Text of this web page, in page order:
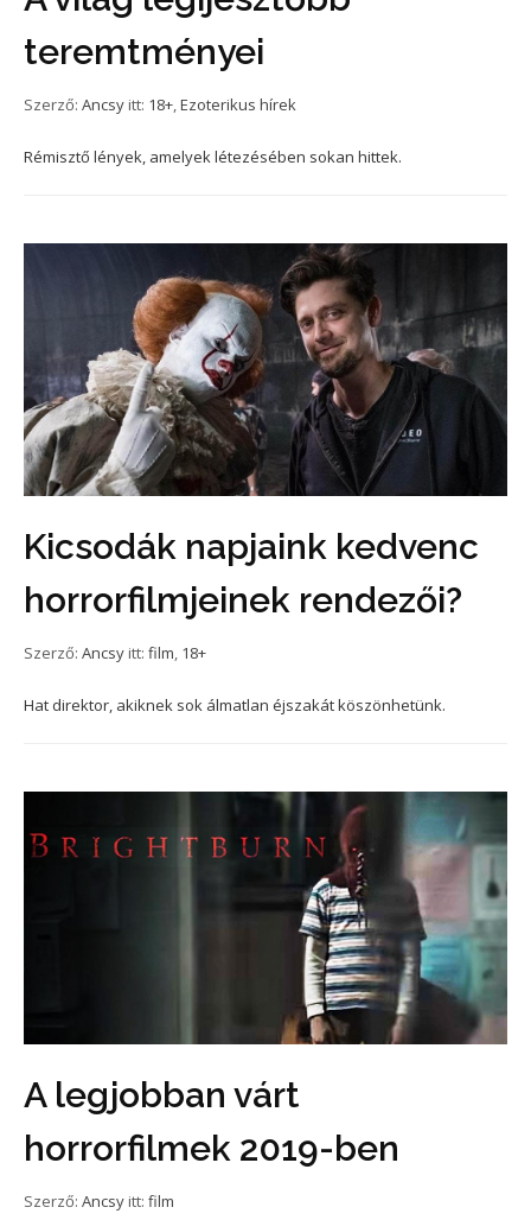
teremtményei
Szerző: Ancsy itt: 18+,Ezoterikus hírek
Rémisztő lények, amelyek létezésében sokan hittek.
Kicsodák napjaink kedvenc
horrorfilmjeinek rendezői?
Szerző: Ancsy itt: film, 18+
Hat direktor, akiknek sok álmatlan éjszakát köszönhetünk.
A legjobban várt
horrorfilmek 2019-ben
Szerző: Ancsy itt: film